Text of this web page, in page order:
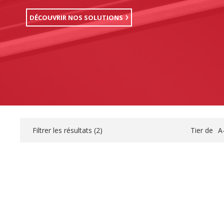
DÉCOUVRIR NOS SOLUTIONS
Filtrer les résultats (2) Tier de